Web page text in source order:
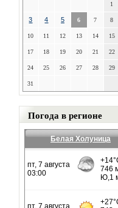
1
3 4 5 6 7 8
10 11 12 13 14 15
17 18 19 20 21 22
24 25 26 27 28 29
31
Погода в регионе
Белая Холуница